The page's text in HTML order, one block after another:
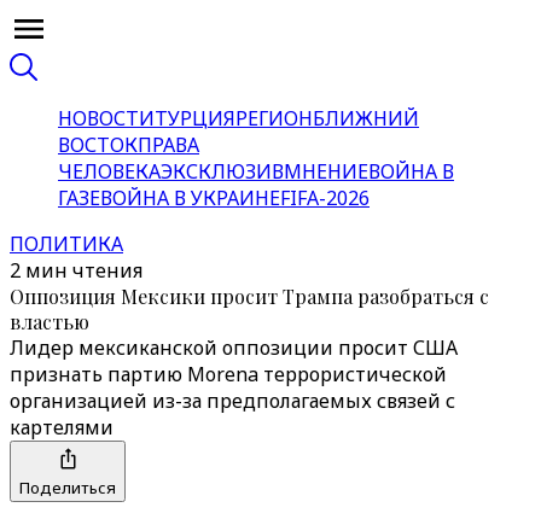
НОВОСТИТУРЦИЯРЕГИОНБЛИЖНИЙ
ВОСТОКПРАВА
ЧЕЛОВЕКАЭКСКЛЮЗИВМНЕНИЕВОЙНА В
ГАЗЕВОЙНА В УКРАИНЕFIFA-2026
ПОЛИТИКА
2 мин чтения
Оппозиция Мексики просит Трампа разобраться с
властью
Лидер мексиканской оппозиции просит США
признать партию Morena террористической
организацией из-за предполагаемых связей с
картелями
Поделиться